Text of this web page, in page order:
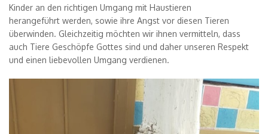
Kinder an den richtigen Umgang mit Haustieren
herangeführt werden, sowie ihre Angst vor diesen Tieren
überwinden. Gleichzeitig möchten wir ihnen vermitteln, dass
auch Tiere Geschöpfe Gottes sind und daher unseren Respekt
und einen liebevollen Umgang verdienen.